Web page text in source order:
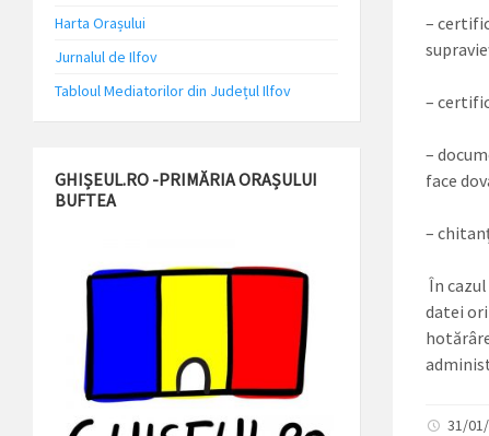
–
–
–
face
–
În
datei
31/
Harta Orașului
Jurnalul de Ilfov
Tabloul Mediatorilor din Județul Ilfov
GHIȘEUL.RO -PRIMĂRIA ORAȘULUI
BUFTEA